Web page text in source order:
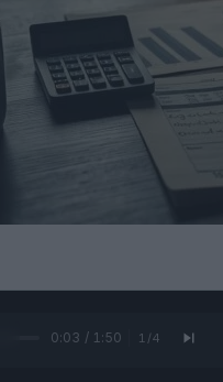
0:04 / 1:50 1 /4